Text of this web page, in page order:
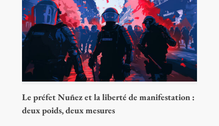
Le préfet Nuñez et la liberté de manifestation :
deux poids, deux mesures